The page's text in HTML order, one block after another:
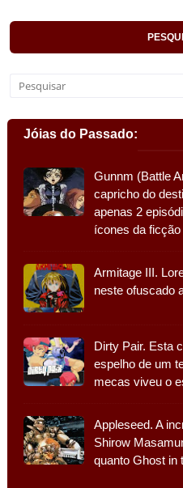
Jóias do Passado:
Gunnm (Battle
capricho do
apenas 2
ícones da
Armitage III.
neste ofuscado
Dirty Pair. Esta
espelho de um
mecas viveu o
Appleseed. A
Shirow
quanto Ghost in